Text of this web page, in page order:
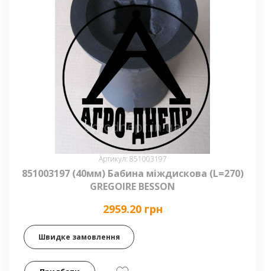
Артикул: 851003197
851003197 (40мм) Бабина міждискова (L=270)
GREGOIRE BESSON
2959.20 грн
Швидке замовлення